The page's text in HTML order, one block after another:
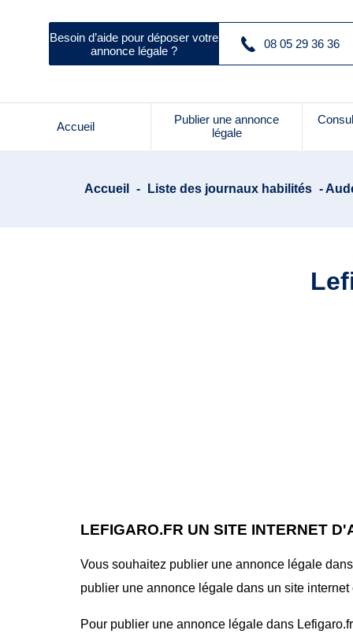
Besoin d’aide pour déposer votre
annonce légale ?
08 05 29 36 36
Accueil
Publier une annonce
légale
Accueil - Liste des journaux habilités -
LEFIGARO.FR UN SITE INTERNET
Vous souhaitez publier une annonce légale
publier une annonce légale dans un site internet
Pour publier une annonce légale dans